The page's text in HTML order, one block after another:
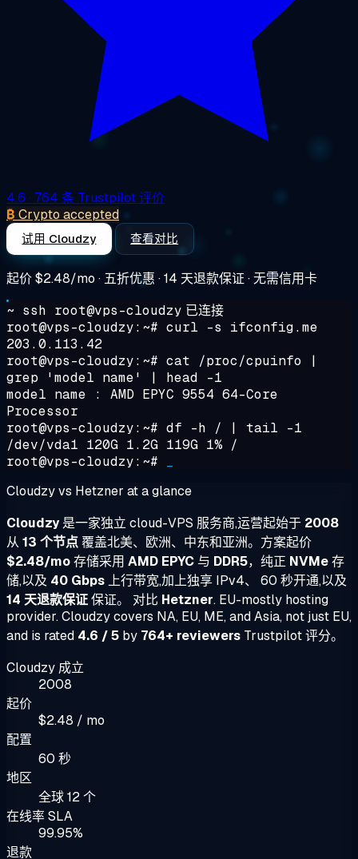
4.6 · 764 条 Trustpilot 评价
₿ Crypto accepted
试用 Cloudzy 查看对比
起价$2.48/mo · 五折优惠 · 14 天退款保证 · 无需信用卡
~ ssh root@vps-cloudzy 已连接
root@vps-cloudzy:~# curl -s ifconfig.me
203.0.113.42
root@vps-cloudzy:~# cat /proc/cpuinfo |
grep 'model name' | head -1
model name : AMD EPYC 9554 64-Core
Processor
root@vps-cloudzy:~# df -h / | tail -1
/dev/vda1 120G 1.2G 119G 1% /
root@vps-cloudzy:~#
Cloudzy vs Hetzner at a glance
Cloudzy是一家独立 cloud-VPS 服务商,运营起始于 2008
从 13 个节点覆盖北美、欧洲、中东和亚洲。方案起价
$2.48/mo存储采用 AMD EPYC 与 DDR5，纯正 NVMe存
储,以及 40 Gbps 上行带宽,加上独享 IPv4、 60 秒开通,以及
14 天退款保证保证。 对比 Hetzner. EU-mostly hosting
provider. Cloudzy covers NA, EU, ME, and Asia, not just EU,
and is rated 4.6 / 5 by 764+ reviewers Trustpilot 评分。
Cloudzy 成立
2008
起价
$2.48 / mo
配置
60 秒
地区
全球 12 个
在线率 SLA
99.95%
退款